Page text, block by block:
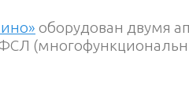
оборудован двумя